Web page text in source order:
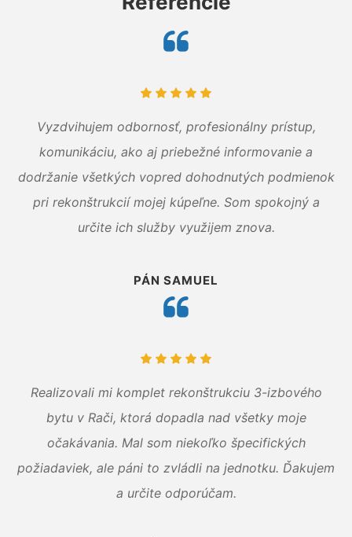
Vyzdvihujem odbornosť, profesionálny prístup,
komunikáciu, ako aj priebežné informovanie a
dodržanie všetkých vopred dohodnutých podmienok
pri rekonštrukcií mojej kúpeľne. Som spokojný a
určite ich služby využijem znova.
PÁN SAMUEL
Realizovali mi komplet rekonštrukciu 3-izbového
bytu v Rači, ktorá dopadla nad všetky moje
očakávania. Mal som niekoľko špecifických
požiadaviek, ale páni to zvládli na jednotku. Ďakujem
a určite odporúčam.